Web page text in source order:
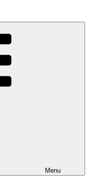
ad amarle
Menu